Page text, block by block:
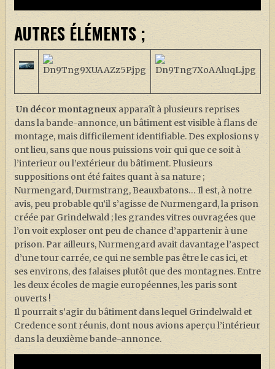
AUTRES ÉLÉMENTS ;
Un décor montagneuxapparaît à plusieurs reprises
dans la bande-annonce, un bâtiment est visible à flans de
montage, mais difficilement identifiable. Des explosions y
ont lieu, sans que nous puissions voir qui que ce soit à
l’interieur ou l’extérieur du bâtiment. Plusieurs
suppositions ont été faites quant à sa nature ;
Nurmengard, Durmstrang, Beauxbatons… Il est, à notre
avis, peu probable qu’il s’agisse de Nurmengard, la prison
créée par Grindelwald ; les grandes vitres ouvragées que
l’on voit exploser ont peu de chance d’appartenir à une
prison. Par ailleurs, Nurmengard avait davantage l’aspect
d’une tour carrée, ce qui ne semble pas être le cas ici, et
ses environs, des falaises plutôt que des montagnes. Entre
les deux écoles de magie européennes, les paris sont
ouverts !
Il pourrait s’agir du bâtiment dans lequel Grindelwald et
Credence sont réunis, dont nous avions aperçu l’intérieur
dans la deuxième bande-annonce.